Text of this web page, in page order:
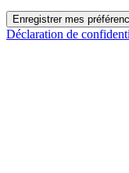
Enregistrer mes
Déclaration de